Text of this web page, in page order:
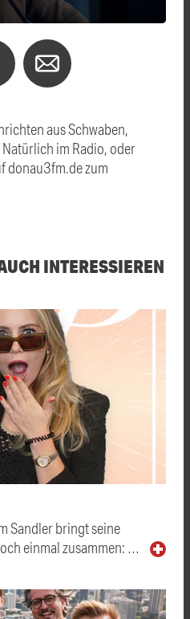
aus Schwaben,
im Radio, oder
donau3fm.de zum
INTERESSIEREN
Sandler bringt seine
einmal zusammen: …